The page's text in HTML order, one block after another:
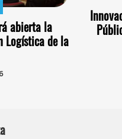
abierta la
Logística de la